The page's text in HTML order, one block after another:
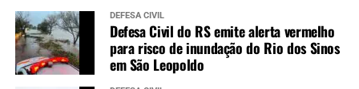
DEFESA CIVIL
Defesa Civil do RS emite alerta vermelho
para risco de inundação do Rio dos Sinos
em São Leopoldo